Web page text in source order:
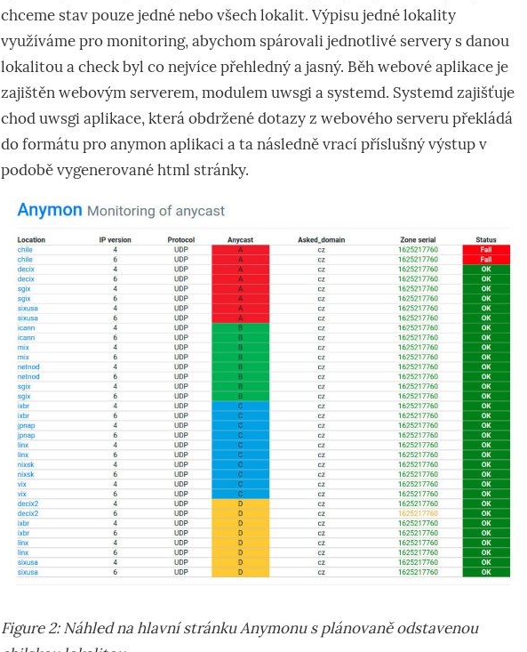
chceme stav pouze jedné nebo všech lokalit. Výpisu jedné lokality
využíváme pro monitoring, abychom spárovali jednotlivé servery s danou
lokalitou a check byl co nejvíce přehledný a jasný. Běh webové aplikace je
zajištěn webovým serverem, modulem uwsgi a systemd. Systemd zajišťuje
chod uwsgi aplikace, která obdržené dotazy z webového serveru překládá
do formátu pro anymon aplikaci a ta následně vrací příslušný výstup v
podobě vygenerované html stránky.
Figure 2: Náhled na hlavní stránku Anymonu s plánovaně odstavenou